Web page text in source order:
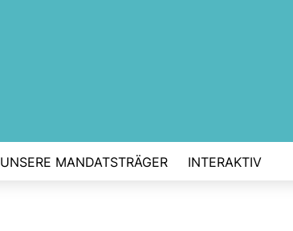
UNSERE MANDATSTRÄGER INTERAKTIV